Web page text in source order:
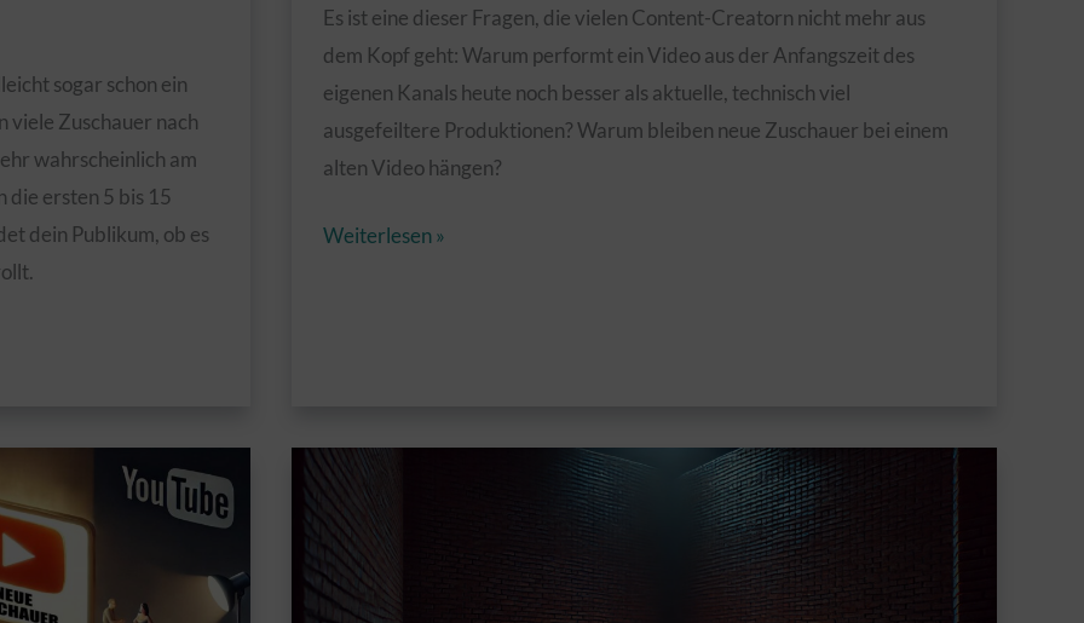
sogar schon ein
Zuschauer nach
wahrscheinlich am
die ersten 5 bis 15
dein Publikum, ob es
Es ist eine dieser Fragen, die vielen Content-Creatorn nicht mehr aus
dem Kopf geht: Warum performt ein Video aus der Anfangszeit des
eigenen Kanals heute noch besser als aktuelle, technisch viel
ausgefeiltere Produktionen? Warum bleiben neue Zuschauer bei einem
alten Video hängen?
Titel:
funktionieren
obwohl
der
Weiterlesen »